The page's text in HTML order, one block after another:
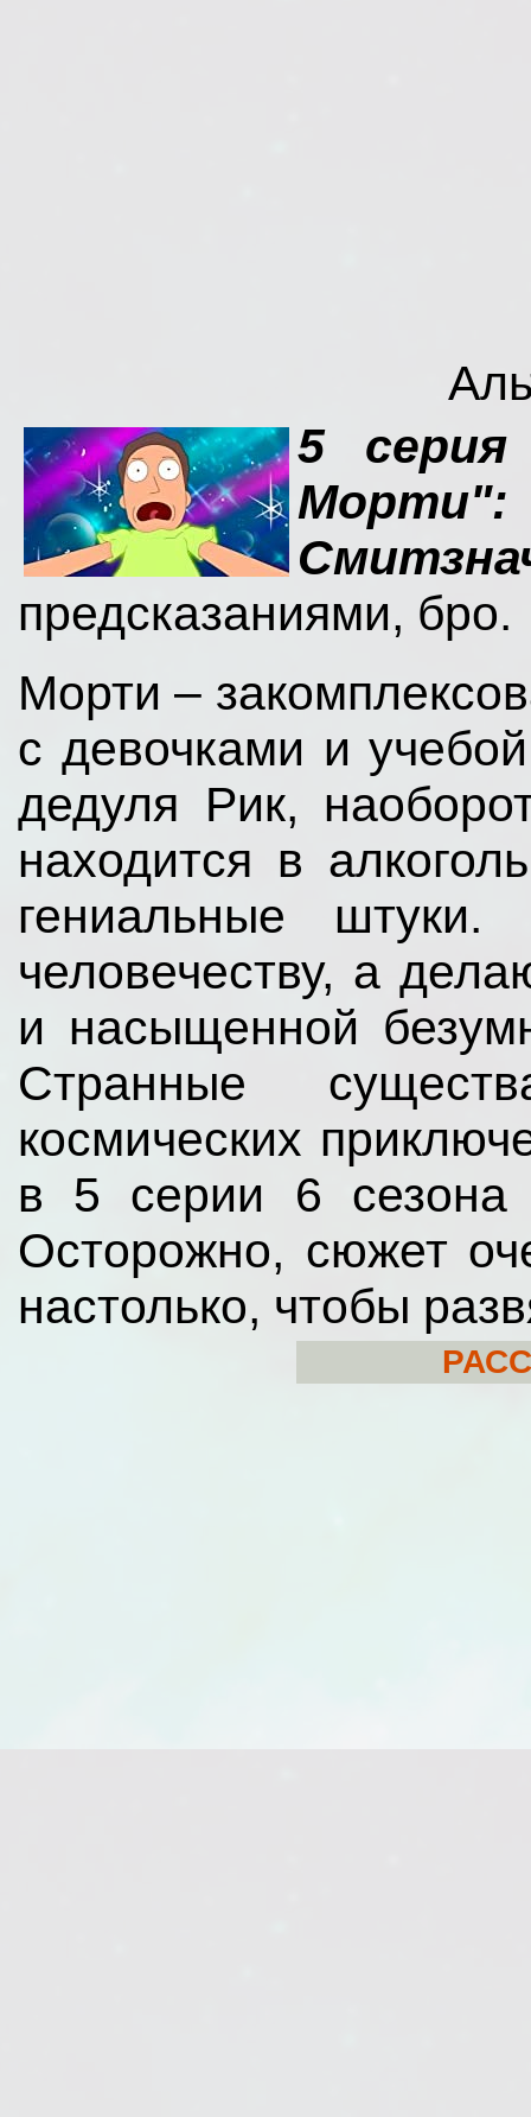
5
предсказаниями, бро.
Морти –
с девочками и
дедуля Рик,
находится в
гениальные
человечеству, а
и насыщенной
Странные
космических
в 5 серии 6 сезона
Осторожно, сюжет
настолько, чтобы